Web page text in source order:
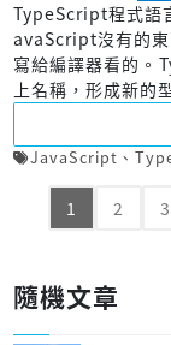
TypeScript程式語
avaScript沒有的
寫給編譯器看的。
上名稱，形成新的
JavaScript 、
1 2 3
隨機文章